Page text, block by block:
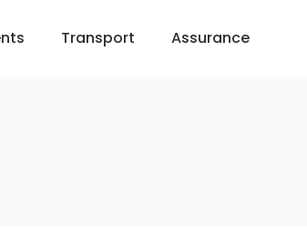
Transport Assurance